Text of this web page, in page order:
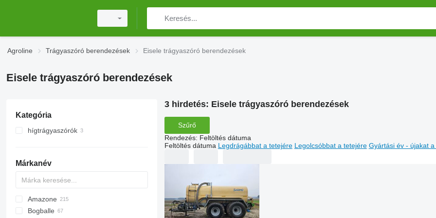
Agroline Trágyaszóró berendezések Eisele trágyaszóró berendezések
Eisele trágyaszóró berendezések
Kategória
hígtrágyaszórók
Márkanév
Exacta
XPL
Amazone
Catros
HTS
TSW
ELYTE
Bogballe
3 hirdetés: Eisele trágyaszóró berendezések
Szűrő
Rendezés: Feltöltés dátuma
Feltöltés dátuma Legdrágábbat a tetejére Legolcsóbbat a tetejére Gyártási év - újakat